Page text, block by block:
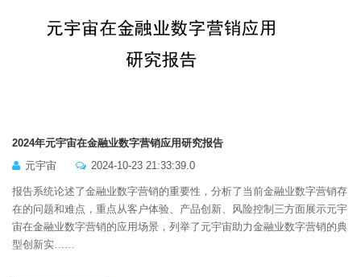
2024年元宇宙在金融业数字营销应用研究报告
元宇宙
2024-10-23 21:33:39.0
报告系统论述了金融业数字营销的重要性，分析了当前金融业数字营销存
在的问题和难点，重点从客户体验、产品创新、风险控制三方面展示元宇
宙在金融业数字营销的应用场景，列举了元宇宙助力金融业数字营销的典
型创新实……